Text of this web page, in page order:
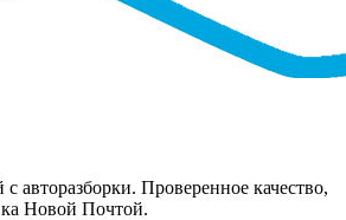
с авторазборки. Проверенное качество,
Новой Почтой.